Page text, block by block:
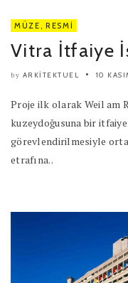
MÜZE , RESMI
Vitra İtfaiye
by ARKITEKTUEL 10
Proje ilk olarak Weil am
kuzeydoğusuna bir
görevlendirilmesiyle
etrafına..